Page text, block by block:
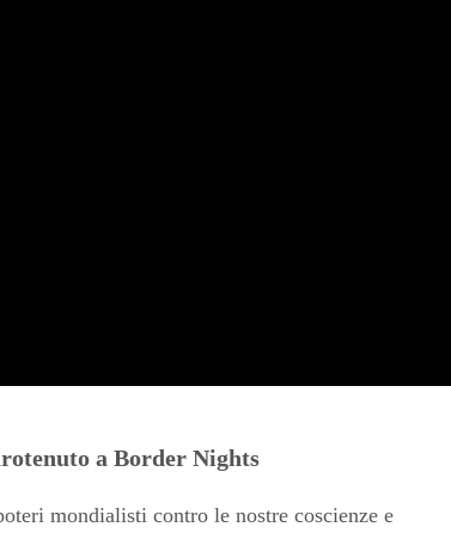
a Border Nights
mondialisti contro le nostre coscienze e